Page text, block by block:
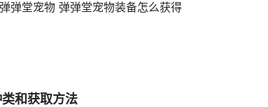
弹堂宠物 弹弹堂宠物装备怎么获得
和获取方法